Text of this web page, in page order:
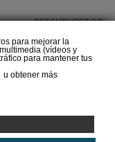
para mejorar la
(vídeos y
para mantener tus
u obtener más
PRESUPUESTOS